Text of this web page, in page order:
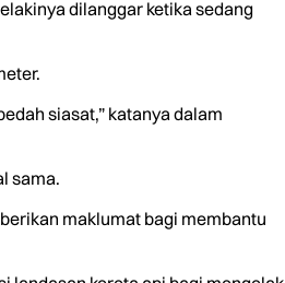
dilanggar ketika sedang
siasat,” katanya dalam
sama.
maklumat bagi membantu